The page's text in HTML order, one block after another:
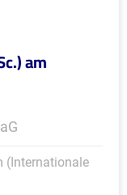
am
(Internationale